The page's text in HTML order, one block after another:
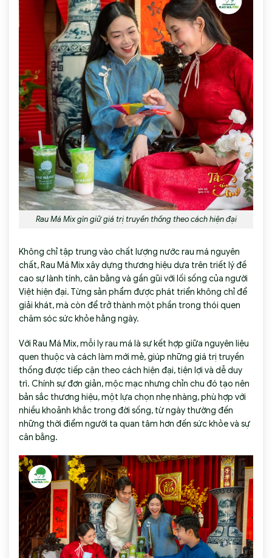
Rau Má Mix gìn giữ giá trị truyền thống theo cách hiện đại
Không chỉ tập trung vào chất lượng nước rau má nguyên
chất, Rau Má Mix xây dựng thương hiệu dựa trên triết lý đề
cao sự lành tính, cân bằng và gần gũi với lối sống của người
Việt hiện đại. Từng sản phẩm được phát triển không chỉ để
giải khát, mà còn để trở thành một phần trong thói quen
chăm sóc sức khỏe hằng ngày.
Với Rau Má Mix, mỗi ly rau má là sự kết hợp giữa nguyên liệu
quen thuộc và cách làm mới mẻ, giúp những giá trị truyền
thống được tiếp cận theo cách hiện đại, tiện lợi và dễ duy
trì. Chính sự đơn giản, mộc mạc nhưng chỉn chu đó tạo nên
bản sắc thương hiệu, một lựa chọn nhẹ nhàng, phù hợp với
nhiều khoảnh khắc trong đời sống, từ ngày thường đến
những thời điểm người ta quan tâm hơn đến sức khỏe và sự
cân bằng.